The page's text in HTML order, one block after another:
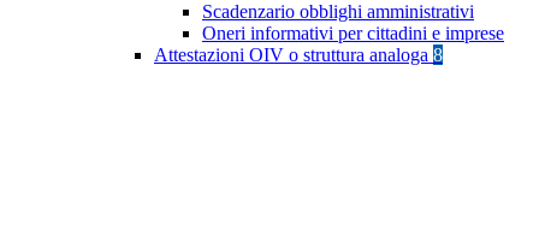
Scadenzario obblighi amministrativi
Oneri informativi per cittadini e imprese
Attestazioni OIV o struttura analoga 8